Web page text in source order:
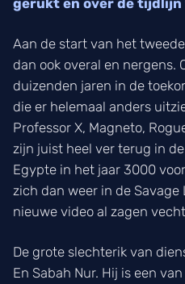
Aan de start van het
dan ook overal en nergens.
duizenden jaren in de
die er helemaal anders
Professor X, Magneto,
zijn juist heel ver terug in
Egypte in het jaar 3000
zich dan weer in de
nieuwe video al zagen
De grote slechterik van
En Sabah Nur. Hij is een